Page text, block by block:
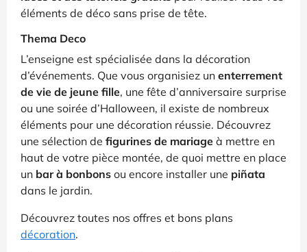
éléments de déco sans prise de tête.
Thema Deco
L’enseigne est spécialisée dans la décoration
d’événements. Que vous organisiez un enterrement
de vie de jeune fille, une fête d’anniversaire surprise
ou une soirée d’Halloween, il existe de nombreux
éléments pour une décoration réussie. Découvrez
une sélection de figurines de mariage à mettre en
haut de votre pièce montée, de quoi mettre en place
un bar à bonbons ou encore installer une piñata
dans le jardin.
Découvrez toutes nos offres et bons plans
décoration.